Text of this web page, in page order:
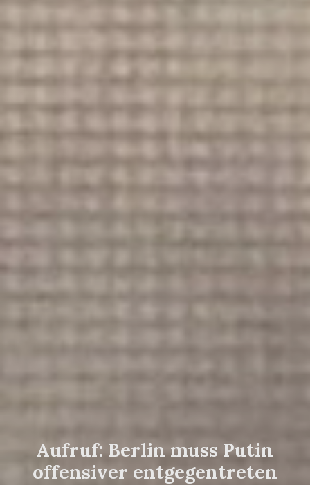
Aufruf: Berlin muss Putin
offensiver entgegentreten